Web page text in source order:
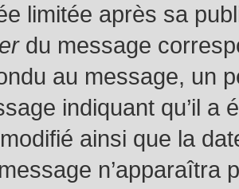
limitée après sa
du message
au message, un
indiquant qu’il a
ainsi que la
n’apparaîtra